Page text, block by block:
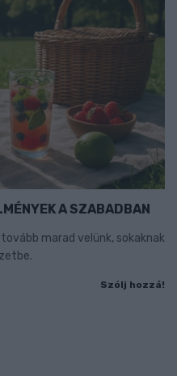
A SZABADBAN
marad velünk, sokaknak
Szólj hozzá!